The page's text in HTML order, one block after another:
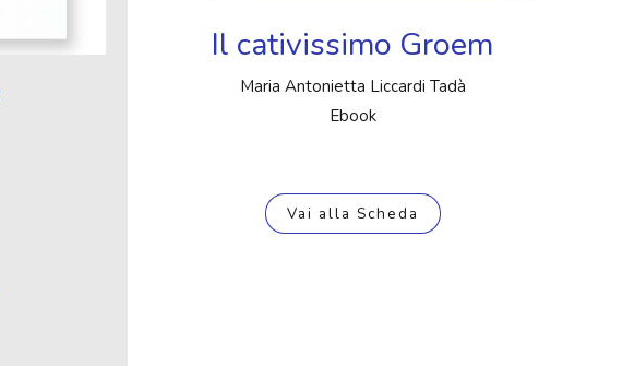
Il cativissimo Groem
Maria Antonietta Liccardi Tadà
Ebook
Vai alla Scheda